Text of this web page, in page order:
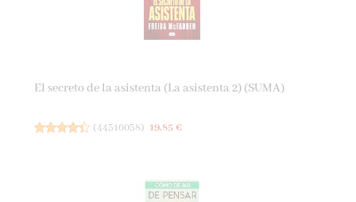
El secreto de la asistenta (La asistenta 2) (SUMA)
(44516058) 19,85 €